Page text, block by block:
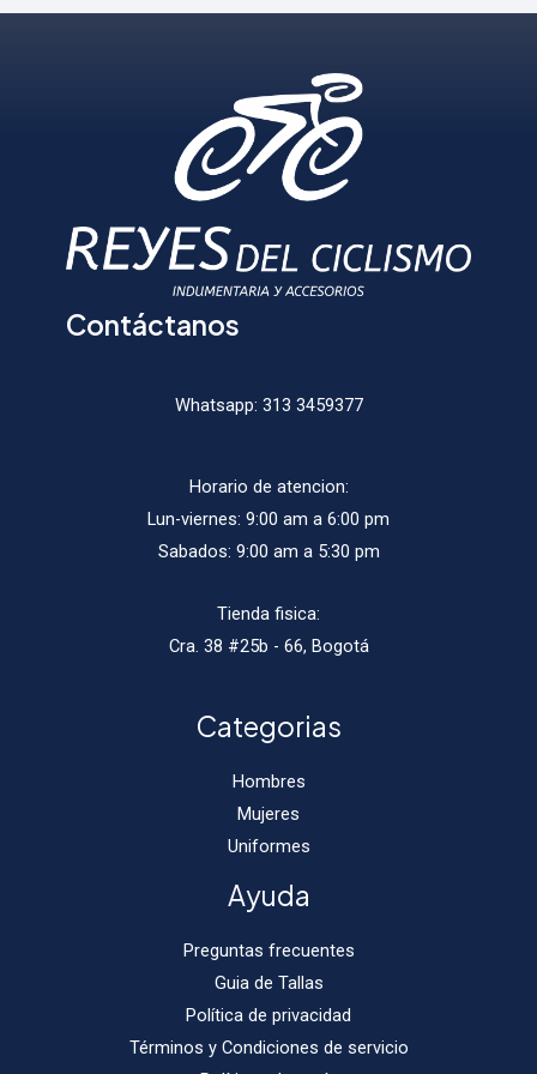
opciones
elegir
en
la
de
producto
Contáctanos
Whatsapp: 313 3459377
Horario de atencion:
Lun-viernes: 9:00 am a 6:00 pm
Sabados: 9:00 am a 5:30 pm
Tienda fisica:
Cra. 38 #25b - 66, Bogotá
Categorias
Hombres
Mujeres
Uniformes
Ayuda
Preguntas frecuentes
Guia de Tallas
Política de privacidad
Términos y Condiciones de servicio